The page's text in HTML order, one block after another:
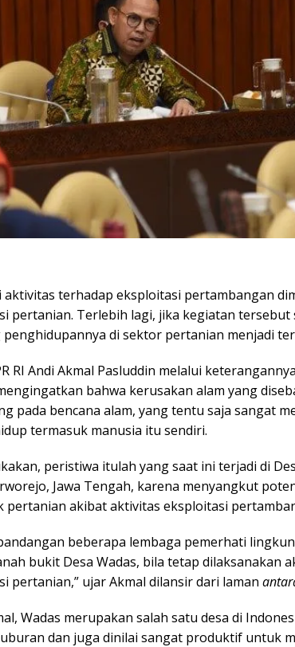
aktivitas terhadap eksploitasi pertambangan
pertanian. Terlebih lagi, jika kegiatan tersebut
di sektor pertanian menjadi
RI Andi Akmal Pasluddin melalui
bahwa kerusakan alam yang
pada bencana alam, yang tentu saja sangat
termasuk manusia itu sendiri.
peristiwa itulah yang saat ini terjadi di
Jawa Tengah, karena menyangkut
pertanian akibat aktivitas eksploitasi
beberapa lembaga pemerhati
bukit Desa Wadas, bila tetap dilaksanakan
pertanian,” ujar Akmal dilansir dari laman
Wadas merupakan salah satu desa di
dan juga dinilai sangat produktif untuk